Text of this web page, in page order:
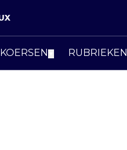
KOERSEN RUBRIEKEN